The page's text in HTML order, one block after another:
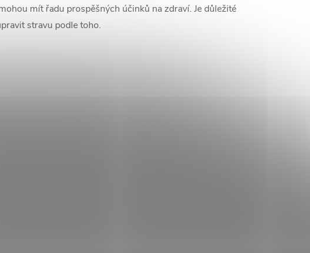
mít řadu prospěšných účinků na zdraví. Je důležité
stravu podle toho.